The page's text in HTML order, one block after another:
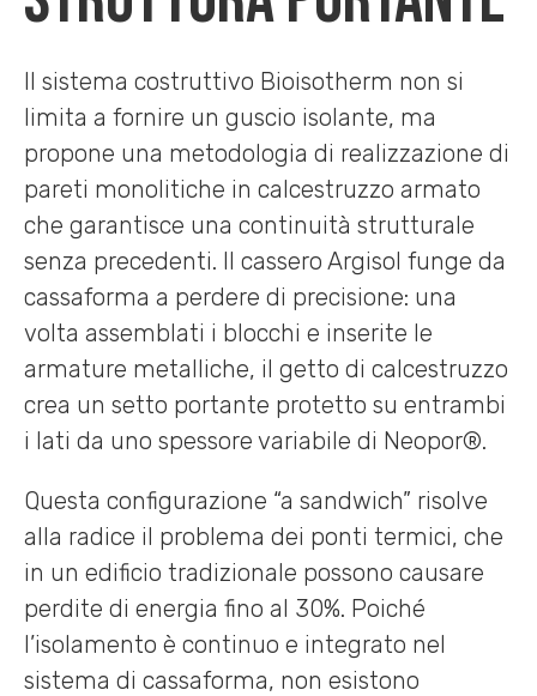
Il sistema costruttivo Bioisotherm non si
limita a fornire un guscio isolante, ma
propone una metodologia di realizzazione di
pareti monolitiche in calcestruzzo armato
che garantisce una continuità strutturale
senza precedenti. Il cassero Argisol funge da
cassaforma a perdere di precisione: una
volta assemblati i blocchi e inserite le
armature metalliche, il getto di calcestruzzo
crea un setto portante protetto su entrambi
i lati da uno spessore variabile di Neopor®.
Questa configurazione “a sandwich” risolve
alla radice il problema dei ponti termici, che
in un edificio tradizionale possono causare
perdite di energia fino al 30%. Poiché
l’isolamento è continuo e integrato nel
sistema di cassaforma, non esistono